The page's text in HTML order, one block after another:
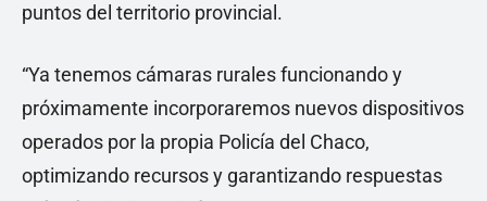
puntos del territorio provincial.
“Ya tenemos cámaras rurales funcionando y
próximamente incorporaremos nuevos dispositivos
operados por la propia Policía del Chaco,
optimizando recursos y garantizando respuestas